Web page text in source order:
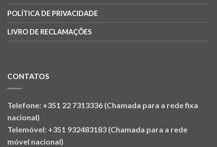
POLÍTICA DE PRIVACIDADE
LIVRO DE RECLAMAÇÕES
CONTATOS
Telefone: +351 22 7313336 (Chamada para a rede fixa
nacional)
Telemóvel: +351 932483183 (Chamada para a rede
móvel nacional)